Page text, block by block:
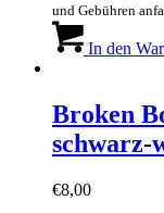
und Gebühren
In den
Broken
schwarz-
€8,00